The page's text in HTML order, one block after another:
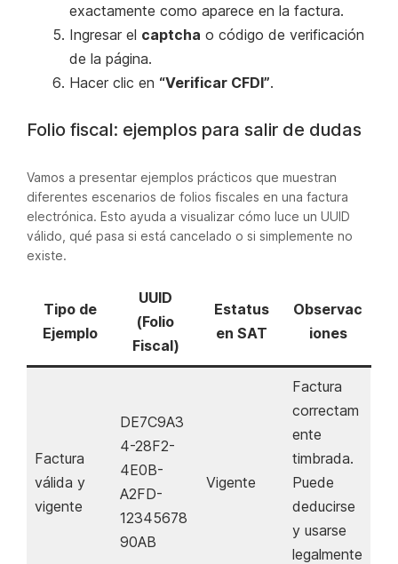
exactamente como aparece en la factura.
Ingresar el captcha o código de verificación
de la página.
Hacer clic en “Verificar CFDI”.
Folio fiscal: ejemplos para salir de dudas
Vamos a presentar ejemplos prácticos que muestran
diferentes escenarios de folios fiscales en una factura
electrónica. Esto ayuda a visualizar cómo luce un UUID
válido, qué pasa si está cancelado o si simplemente no
existe.
Tipo de
Ejemplo
UUID
(Folio
Fiscal)
Estatus
en SAT
Observac
iones
Factura
válida y
vigente
DE7C9A3
4-28F2-
4E0B-
A2FD-
12345678
90AB
Vigente
Factura
correctam
ente
timbrada.
Puede
deducirse
y usarse
legalmente